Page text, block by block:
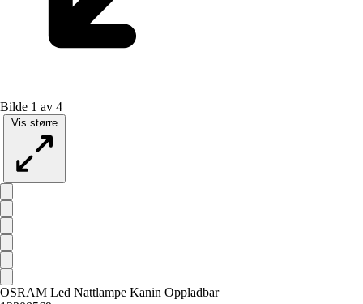
Bilde 1 av 4
Vis større
OSRAM Led Nattlampe Kanin Oppladbar